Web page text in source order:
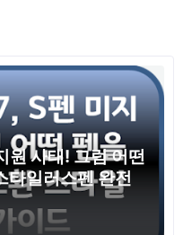
원 사태! 그럼 어떤
타일러스펜 완전